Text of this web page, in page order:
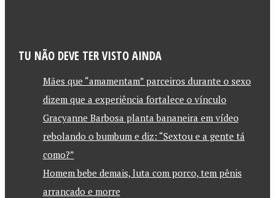
TU NÃO DEVE TER VISTO AINDA
Mães que “amamentam” parceiros durante o sexo
dizem que a experiência fortalece o vínculo
Gracyanne Barbosa planta bananeira em vídeo
rebolando o bumbum e diz: “Sextou e a gente tá
como?”
Homem bebe demais, luta com porco, tem pênis
arrancado e morre